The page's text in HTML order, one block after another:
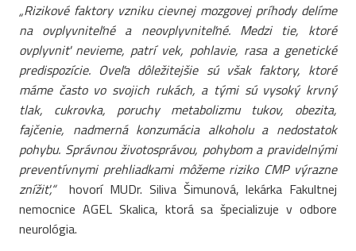
„Rizikové faktory vzniku cievnej mozgovej príhody delíme
na ovplyvniteľné a neovplyvniteľné. Medzi tie, ktoré
ovplyvniť nevieme, patrí vek, pohlavie, rasa a genetické
predispozície. Oveľa dôležitejšie sú však faktory, ktoré
máme často vo svojich rukách, a tými sú vysoký krvný
tlak, cukrovka, poruchy metabolizmu tukov, obezita,
fajčenie, nadmerná konzumácia alkoholu a nedostatok
pohybu. Správnou životosprávou, pohybom a pravidelnými
preventívnymi prehliadkami môžeme riziko CMP výrazne
znížiť,“hovorí MUDr. Siliva Šimunová, lekárka Fakultnej
nemocnice AGEL Skalica, ktorá sa špecializuje v odbore
neurológia.